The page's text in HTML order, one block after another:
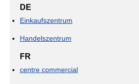
DE
Einkaufszentrum
Handelszentrum
FR
centre commercial